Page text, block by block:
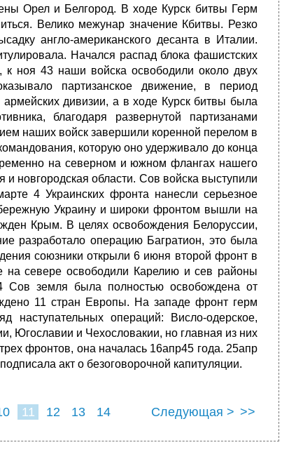
Орел и Белгород. В ходе Курск битвы Герм
Велико межунар значение Кбитвы. Резко
англо-американского десанта в Италии.
Начался распад блока фашистских
ноя 43 наши войска освободили около двух
партизанское движение, в период
дивизии, а в ходе Курск битвы была
благодаря развернутой партизанами
наших войск завершили коренной перелом в
которую оно удерживало до конца
на северном и южном флангах нашего
новгородская области. Сов войска выступили
4 Украинских фронта нанесли серьезное
Украину и широки фронтом вышли на
Крым. В целях освобождения Белоруссии,
разработало операцию Багратион, это была
союзники открыли 6 июня второй фронт в
на севере освободили Карелию и сев районы
земля была полностью освобождена от
11 стран Европы. На западе фронт герм
операций: Висло-одерское,
Югославии и Чехословакии, но главная из них
фронтов, она началась 16апр45 года. 25апр
акт о безоговорочной капитуляции.
11 12 13 14 Следующая > >>